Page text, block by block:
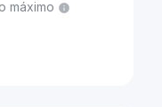
máximo